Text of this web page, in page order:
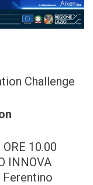
Challenge
10.00
INNOVA
Ferentino